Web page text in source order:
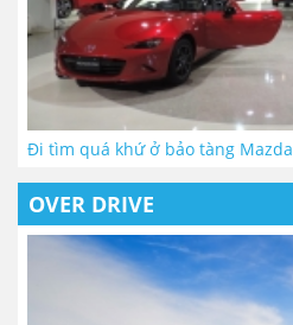
Đi tìm quá khứ ở bảo tàng Mazda
OVER DRIVE